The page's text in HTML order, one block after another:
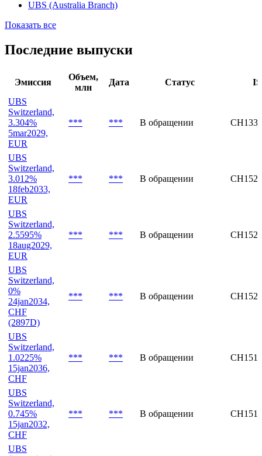
UBS (Australia Branch)
Показать все
Последние выпуски
Эмиссия
Объем,
млн
Дата Статус
UBS
Switzerland,
3.304%
5mar2029,
EUR
*** *** В обращении
UBS
Switzerland,
3.012%
18feb2033,
EUR
*** *** В обращении
UBS
Switzerland,
2.5595%
18aug2029,
EUR
*** *** В обращении
UBS
Switzerland,
0%
24jan2034,
CHF
(2897D)
*** *** В обращении
UBS
Switzerland,
1.0225%
15jan2036,
CHF
*** *** В обращении
UBS
Switzerland,
0.745%
15jan2032,
CHF
*** *** В обращении
UBS